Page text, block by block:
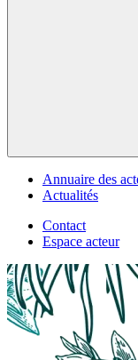
Annuaire des
Actualités
Contact
Espace acteur